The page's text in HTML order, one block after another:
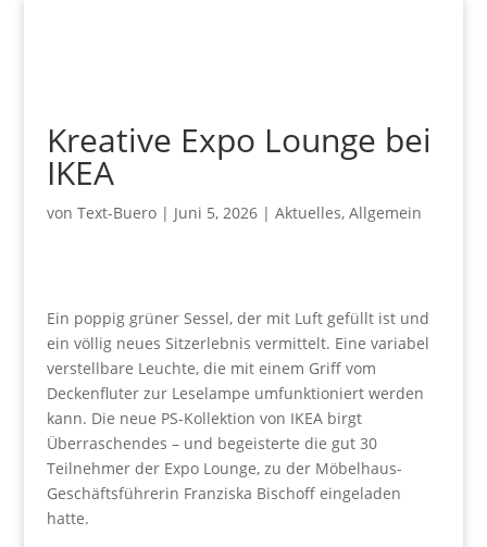
Kreative Expo Lounge bei
IKEA
von Text-Buero| Juni 5, 2026| Aktuelles, Allgemein
Ein poppig grüner Sessel, der mit Luft gefüllt ist und
ein völlig neues Sitzerlebnis vermittelt. Eine variabel
verstellbare Leuchte, die mit einem Griff vom
Deckenfluter zur Leselampe umfunktioniert werden
kann. Die neue PS-Kollektion von IKEA birgt
Überraschendes – und begeisterte die gut 30
Teilnehmer der Expo Lounge, zu der Möbelhaus-
Geschäftsführerin Franziska Bischoff eingeladen
hatte.